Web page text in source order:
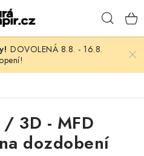
DOVOLENÁ 8.8. - 16.8.
3D - MFD
dozdobení